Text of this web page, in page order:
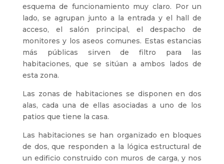
esquema de funcionamiento muy claro. Por un
lado, se agrupan junto a la entrada y el hall de
acceso, el salón principal, el despacho de
monitores y los aseos comunes. Estas estancias
más públicas sirven de filtro para las
habitaciones, que se sitúan a ambos lados de
esta zona.
Las zonas de habitaciones se disponen en dos
alas, cada una de ellas asociadas a uno de los
patios que tiene la casa.
Las habitaciones se han organizado en bloques
de dos, que responden a la lógica estructural de
un edificio construido con muros de carga, y nos